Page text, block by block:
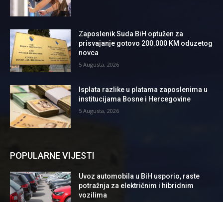
Zaposlenik Suda BiH optužen za
prisvajanje gotovo 200.000 KM oduzetog
novca
5 Augusta, 2026
Isplata razlike u platama zaposlenima u
institucijama Bosne i Hercegovine
5 Augusta, 2026
POPULARNE VIJESTI
Uvoz automobila u BiH usporio, raste
potražnja za električnim i hibridnim
vozilima